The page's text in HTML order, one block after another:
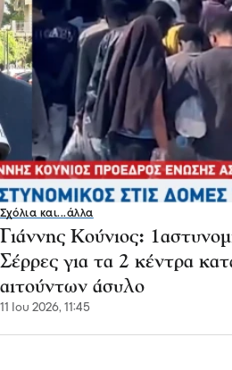
Σχόλια και...άλλα
Γιάννης Κούνιος:
Σέρρες για τα 2 κέντρα
αιτούντων άσυλο
11 Ιου 2026, 11:45